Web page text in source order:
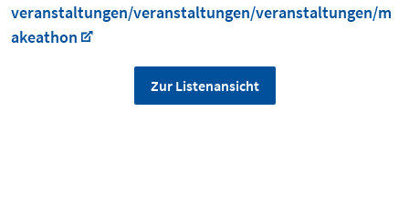
veranstaltungen/veranstaltungen/veranstaltungen/m
akeathon
Zur Listenansicht